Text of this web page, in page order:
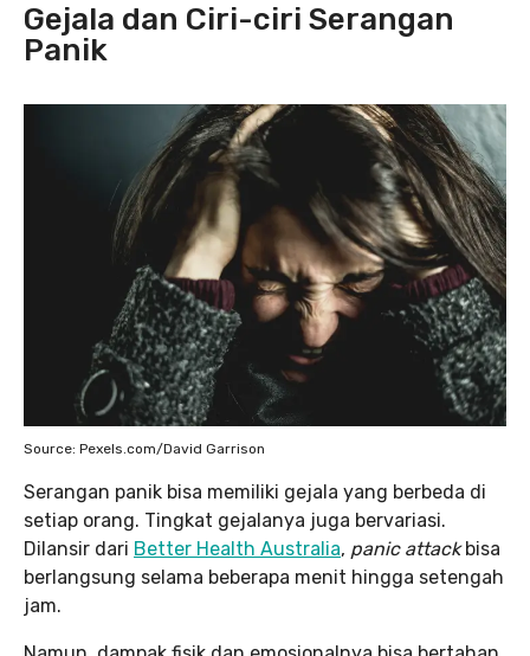
Gejala dan Ciri-ciri Serangan
Panik
Source: Pexels.com/David Garrison
Serangan panik bisa memiliki gejala yang berbeda di
setiap orang. Tingkat gejalanya juga bervariasi.
Dilansir dari Better Health Australia, panic attackbisa
berlangsung selama beberapa menit hingga setengah
jam.